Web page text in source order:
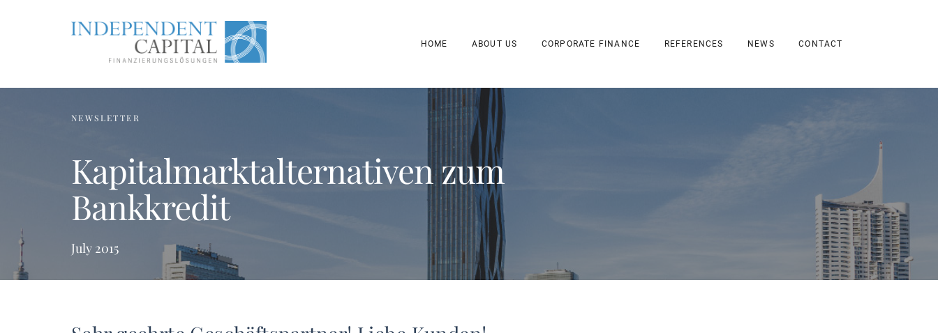
HOME ABOUT US CORPORATE FINANCE REFERENCES NEWS CONTACT
NEWSLETTER
Kapitalmarktalternativen zum
Bankkredit
July 2015